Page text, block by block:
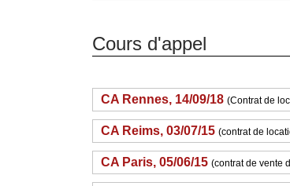
Cours d'appel
CA Rennes, 14/09/18 (Contrat de
CA Reims, 03/07/15 (contrat de
CA Paris, 05/06/15 (contrat de vente